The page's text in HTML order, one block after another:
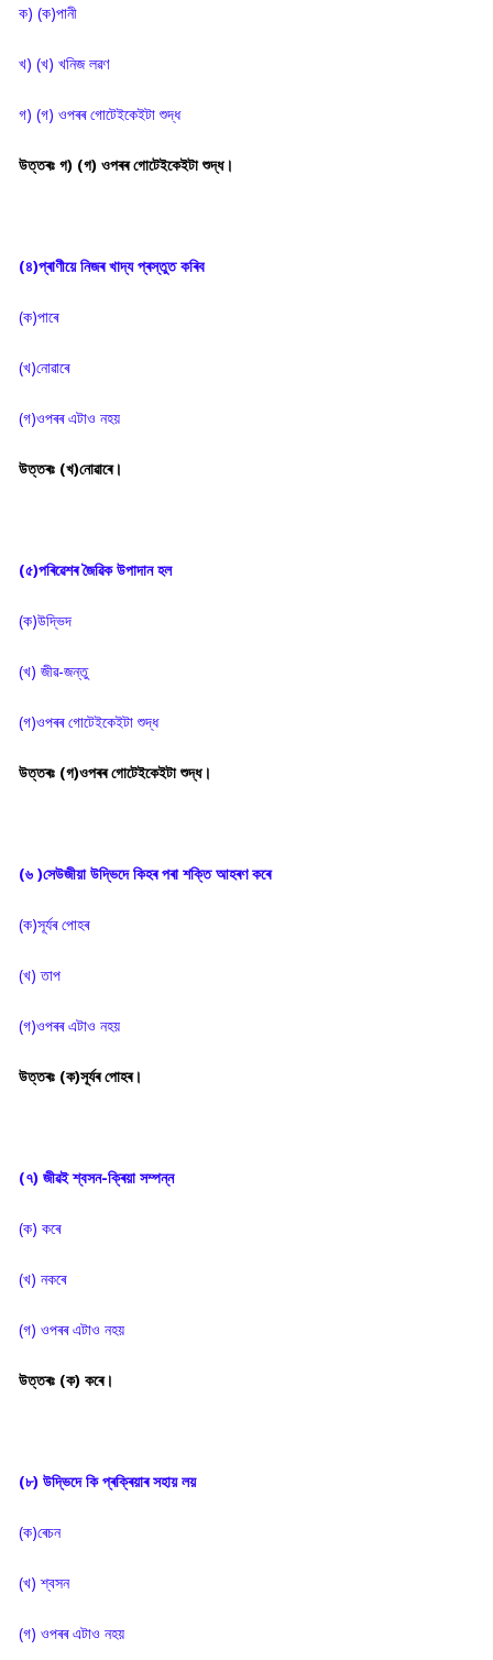
ক) (ক)পানী
খ) (খ) খনিজ লৱণ
গ) (গ) ওপৰৰ গোটেইকেইটা শুদ্ধ
উত্তৰঃ গ) (গ) ওপৰৰ গোটেইকেইটা শুদ্ধ।
(৪)প্ৰাণীয়ে নিজৰ খাদ্য প্ৰস্তুত কৰিব
(ক)পাৰে
(খ)নোৱাৰে
(গ)ওপৰৰ এটাও নহয়
উত্তৰঃ (খ)নোৱাৰে।
(৫)পৰিৱেশৰ জৈৱিক উপাদান হল
(ক)উদ্ভিদ
(খ) জীৱ-জন্তু
(গ)ওপৰৰ গোটেইকেইটা শুদ্ধ
উত্তৰঃ (গ)ওপৰৰ গোটেইকেইটা শুদ্ধ।
(৬ )সেউজীয়া উদ্ভিদে কিহৰ পৰা শক্তি আহৰণ কৰে
(ক)সূৰ্যৰ পোহৰ
(খ) তাপ
(গ)ওপৰৰ এটাও নহয়
উত্তৰঃ (ক)সূৰ্যৰ পোহৰ।
(৭) জীৱই শ্বসন-ক্ৰিয়া সম্পন্ন
(ক) কৰে
(খ) নকৰে
(গ) ওপৰৰ এটাও নহয়
উত্তৰঃ (ক) কৰে।
(৮) উদ্ভিদে কি প্ৰক্ৰিয়াৰ সহায় লয়
(ক)ৰেচন
(খ) শ্বসন
(গ) ওপৰৰ এটাও নহয়